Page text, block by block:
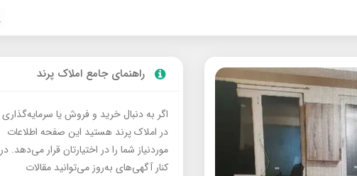
راهنمای جامع املاک پرند
اگر به دنبال خرید و فروش یا سرمایه‌گذاری
در املاک پرند هستید این صفحه اطلاعات
موردنیاز شما را در اختیارتان قرار می‌دهد. در
کنار آگهی‌های به‌روز می‌توانید مقالات